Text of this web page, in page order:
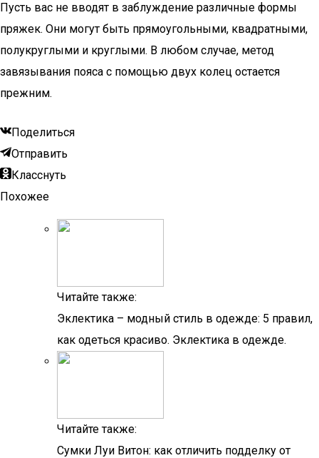
Пусть вас не вводят в заблуждение различные формы
пряжек. Они могут быть прямоугольными, квадратными,
полукруглыми и круглыми. В любом случае, метод
завязывания пояса с помощью двух колец остается
прежним.
Поделиться
Отправить
Класснуть
Похожее
Читайте также:
Эклектика – модный стиль в одежде: 5 правил,
как одеться красиво. Эклектика в одежде.
Читайте также:
Сумки Луи Витон: как отличить подделку от